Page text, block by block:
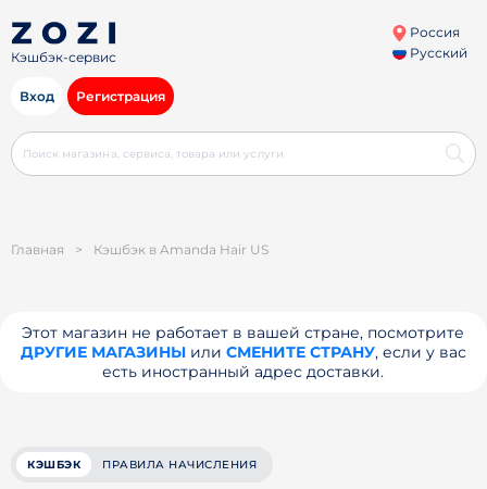
Кэшбэк-сервис
Россия
Русский
Вход Регистрация
Главная > Кэшбэк в Amanda Hair US
Этот магазин не работает в вашей стране, посмотрите
ДРУГИЕ МАГАЗИНЫили СМЕНИТЕ СТРАНУ, если у вас
есть иностранный адрес доставки.
КЭШБЭК ПРАВИЛА НАЧИСЛЕНИЯ